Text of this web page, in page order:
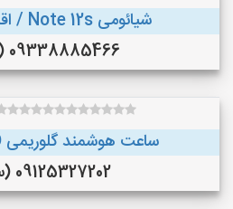
شیائومی Note 12s / اقساطی+ پلمپ
09338885466 (زاهدان )
ساعت هوشمند گلوریمی M2 Max LTD
09125327202 (سمنان )